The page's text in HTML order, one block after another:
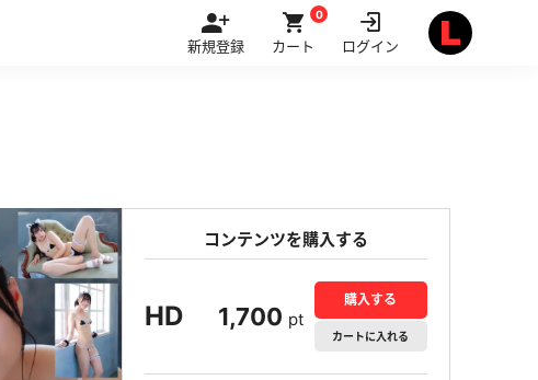
新規登録 カート
0
ログイン
コンテンツを購入する
HD 1,700 pt
購入する
カートに入れる